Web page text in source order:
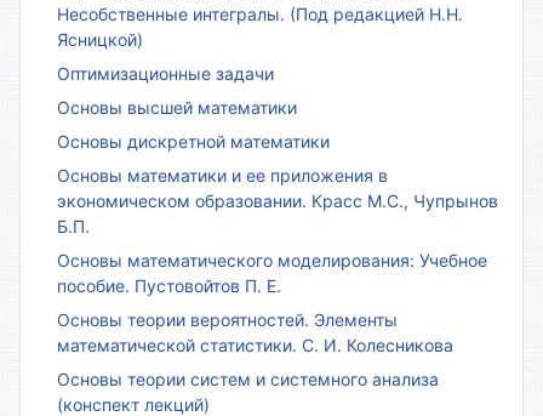
Несобственные интегралы. (Под редакцией Н.Н.
Ясницкой)
Оптимизационные задачи
Основы высшей математики
Основы дискретной математики
Основы математики и ее приложения в
экономическом образовании. Красс М.С., Чупрынов
Б.П.
Основы математического моделирования: Учебное
пособие. Пустовойтов П. Е.
Основы теории вероятностей. Элементы
математической статистики. С. И. Колесникова
Основы теории систем и системного анализа
(конспект лекций)